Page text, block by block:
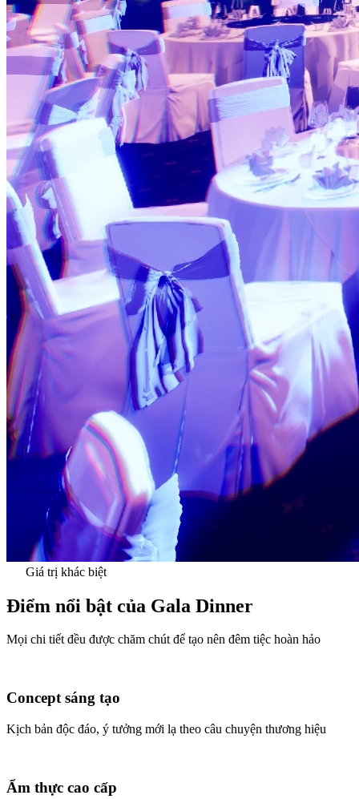
Giá trị khác biệt
Điểm nổi bật của Gala Dinner
Mọi chi tiết đều được chăm chút để tạo nên đêm tiệc hoàn hảo
Concept sáng tạo
Kịch bản độc đáo, ý tưởng mới lạ theo câu chuyện thương hiệu
Ẩm thực cao cấp